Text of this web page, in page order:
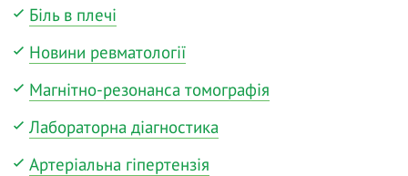
Біль в плечі
Новини ревматології
Магнітно-резонанса томографія
Лабораторна діагностика
Артеріальна гіпертензія